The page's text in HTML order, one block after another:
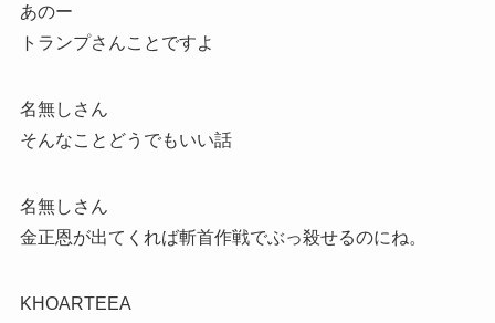
あのー
トランプさんことですよ
名無しさん
そんなことどうでもいい話
名無しさん
金正恩が出てくれば斬首作戦でぶっ殺せるのにね。
KHOARTEEA